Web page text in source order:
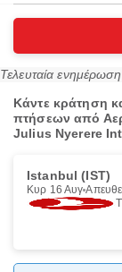
Τελευταία ενημέρωση
Κάντε κράτηση
πτήσεων από
Julius Nyerere
Istanbul (IST)
Κυρ 16 Αυγ